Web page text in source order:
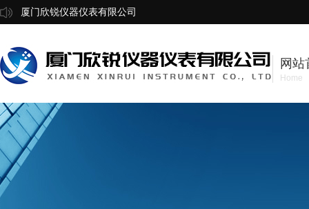
厦门欣锐仪器仪表有限公司
网站
Home